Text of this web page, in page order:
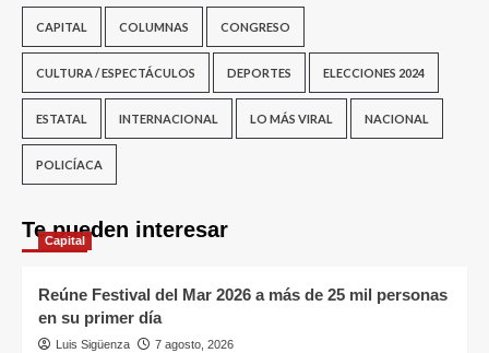
CAPITAL COLUMNAS CONGRESO
CULTURA / ESPECTÁCULOS DEPORTES ELECCIONES 2024
ESTATAL INTERNACIONAL LO MÁS VIRAL NACIONAL
POLICÍACA
Te pueden interesar
Capital
Reúne Festival del Mar 2026 a más de 25 mil personas
en su primer día
Luis Sigüenza 7 agosto, 2026